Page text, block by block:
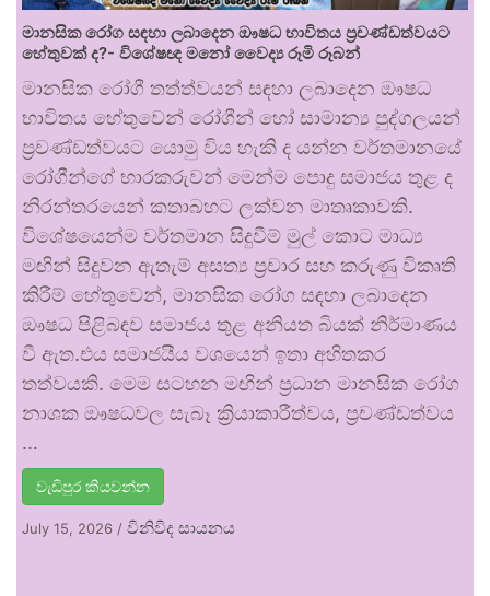
මානසික රෝග සඳහා ලබාදෙන ඖෂධ භාවිතය ප්‍රචණ්ඩත්වයට
හේතුවක් ද?- විශේෂඥ මනෝ වෛද්‍ය රූමි රූබන්
මානසික රෝගී තත්ත්වයන් සඳහා ලබාදෙන ඖෂධ
භාවිතය හේතුවෙන් රෝගීන් හෝ සාමාන්‍ය පුද්ගලයන්
ප්‍රචණ්ඩත්වයට යොමු විය හැකි ද යන්න වර්තමානයේ
රෝගීන්ගේ භාරකරුවන් මෙන්ම පොදු සමාජය තුළ ද
නිරන්තරයෙන් කතාබහට ලක්වන මාතෘකාවකි.
විශේෂයෙන්ම වර්තමාන සිදුවීම් මුල් කොට මාධ්‍ය
මඟින් සිදුවන ඇතැම් අසත්‍ය ප්‍රචාර සහ කරුණු විකෘති
කිරීම් හේතුවෙන්, මානසික රෝග සඳහා ලබාදෙන
ඖෂධ පිළිබඳව සමාජය තුළ අනියත බියක් නිර්මාණය
වී ඇත.එය සමාජයීය වශයෙන් ඉතා අහිතකර
තත්වයකි. මෙම සටහන මඟින් ප්‍රධාන මානසික රෝග
නාශක ඖෂධවල සැබෑ ක්‍රියාකාරීත්වය, ප්‍රචණ්ඩත්වය
…
වැඩිපුර කියවන්න
July 15, 2026 / විනිවිද සායනය